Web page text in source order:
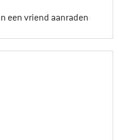
een vriend aanraden